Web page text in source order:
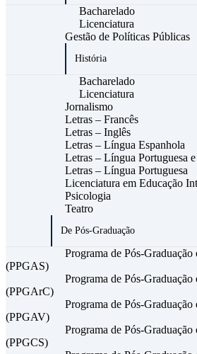
Bacharelado
Licenciatura
Gestão de Políticas Públicas
História
Bacharelado
Licenciatura
Jornalismo
Letras – Francês
Letras – Inglês
Letras – Língua Espanhola
Letras – Língua Portuguesa
Letras – Língua Portuguesa
Licenciatura em Educação
Psicologia
Teatro
De Pós-Graduação
Programa de Pós-
(PPGAS)
Programa de Pós-Graduação
(PPGArC)
Programa de Pós-
(PPGAV)
Programa de Pós-
(PPGCS)